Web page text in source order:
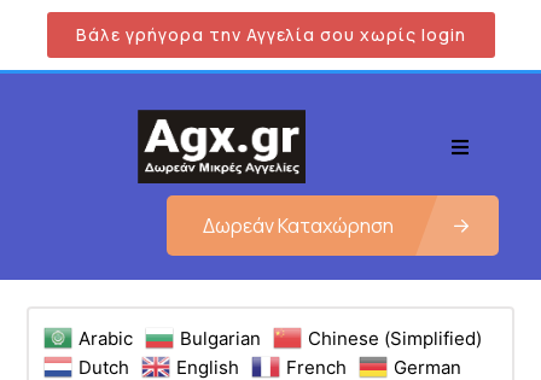
Βάλε γρήγορα την Αγγελία σου χωρίς login
Δωρεάν Καταχώρηση
Arabic Bulgarian
Chinese (Simplified)
Dutch
English French
German